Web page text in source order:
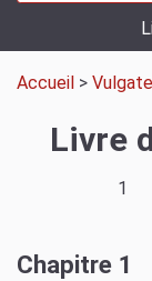
Accueil > Vulgate
Livre
1
Chapitre 1